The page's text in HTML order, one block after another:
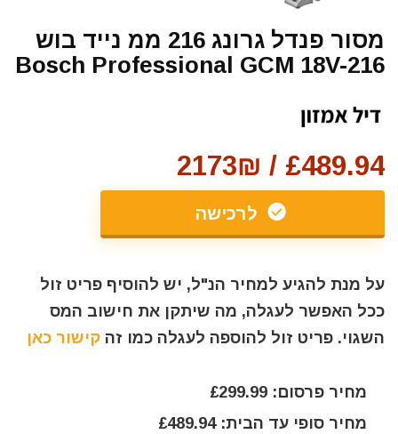
מסור פנדל גרונג 216 ממ נייד בוש
Bosch Professional GCM 18V-216
£489.94 / 2173₪
לרכישה
על מנת להגיע למחיר הנ"ל, יש להוסיף פריט זול
ככל האפשר לעגלה, מה שיתקן את חישוב המס
השגוי. פריט זול להוספה לעגלה כמו זה קישור כאן
מחיר פרסום: £299.99
מחיר סופי עד הבית: £489.94